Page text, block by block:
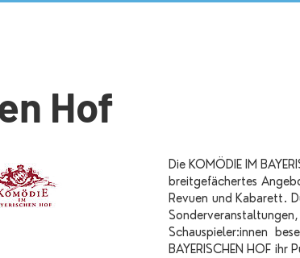
Hof
Die KOMÖDIE IM
breitgefächertes
Revuen und Kabarett.
Schauspieler:innen
BAYERISCHEN HOF